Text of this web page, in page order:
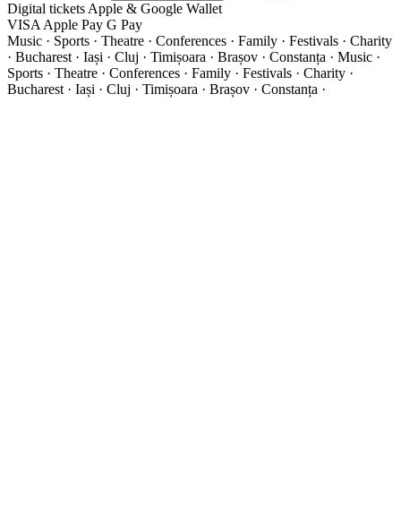
Digital tickets Apple & Google Wallet
VISA Apple Pay G Pay
Music · Sports · Theatre · Conferences · Family · Festivals · Charity
· Bucharest · Iași · Cluj · Timișoara · Brașov · Constanța · Music ·
Sports · Theatre · Conferences · Family · Festivals · Charity ·
Bucharest · Iași · Cluj · Timișoara · Brașov · Constanța ·